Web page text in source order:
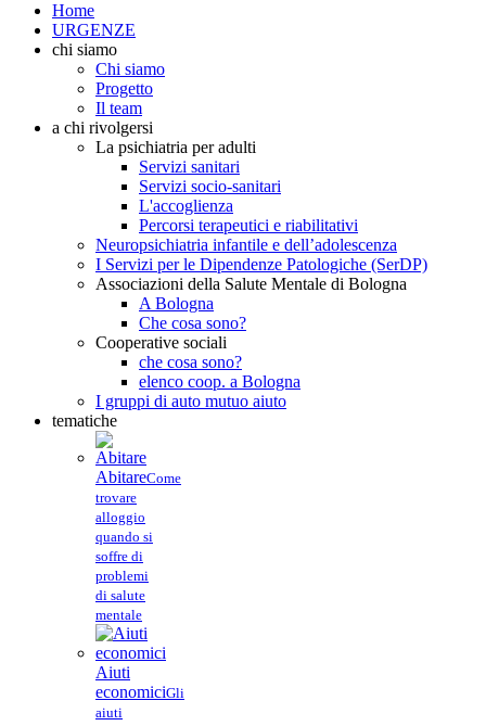
Home
URGENZE
chi siamo
Chi siamo
Progetto
Il team
a chi rivolgersi
La psichiatria per adulti
Servizi sanitari
Servizi socio-sanitari
L'accoglienza
Percorsi terapeutici e riabilitativi
Neuropsichiatria infantile e dell’adolescenza
I Servizi per le Dipendenze Patologiche (SerDP)
Associazioni della Salute Mentale di Bologna
A Bologna
Che cosa sono?
Cooperative sociali
che cosa sono?
elenco coop. a Bologna
I gruppi di auto mutuo aiuto
tematiche
AbitareCome
trovare
alloggio
quando si
soffre di
problemi
di salute
mentale
Aiuti
economiciGli
aiuti